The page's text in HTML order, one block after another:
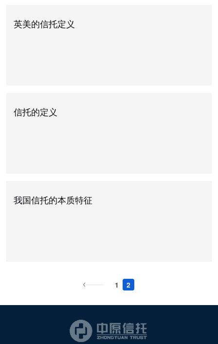
英美的信托定义
信托的定义
我国信托的本质特征
1 2